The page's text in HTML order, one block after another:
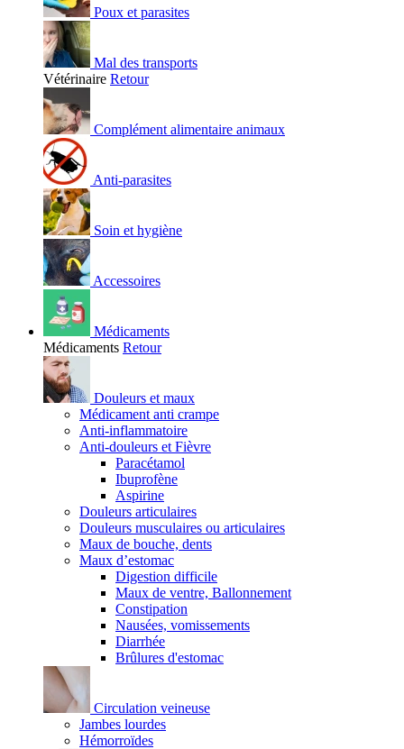
Poux et parasites
Mal des transports
Vétérinaire Retour
Complément alimentaire animaux
Anti-parasites
Soin et hygiène
Accessoires
Médicaments
Médicaments Retour
Douleurs et maux
Médicament anti crampe
Anti-inflammatoire
Anti-douleurs et Fièvre
Paracétamol
Ibuprofène
Aspirine
Douleurs articulaires
Douleurs musculaires ou articulaires
Maux de bouche, dents
Maux d’estomac
Digestion difficile
Maux de ventre, Ballonnement
Constipation
Nausées, vomissements
Diarrhée
Brûlures d'estomac
Circulation veineuse
Jambes lourdes
Hémorroïdes